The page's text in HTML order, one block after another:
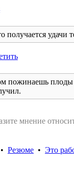
получается удачи
пожинаешь плоды
мнение
• Резюме • Это